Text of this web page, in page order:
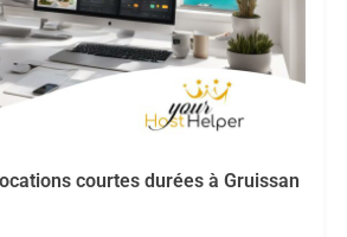
courtes durées à Gruissan